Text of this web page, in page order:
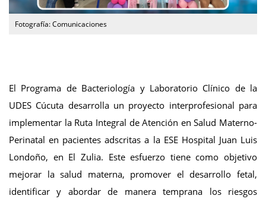
Fotografía: Comunicaciones
El Programa de Bacteriología y Laboratorio Clínico de la
UDES Cúcuta desarrolla un proyecto interprofesional para
implementar la Ruta Integral de Atención en Salud Materno-
Perinatal en pacientes adscritas a la ESE Hospital Juan Luis
Londoño, en El Zulia. Este esfuerzo tiene como objetivo
mejorar la salud materna, promover el desarrollo fetal,
identificar y abordar de manera temprana los riesgos